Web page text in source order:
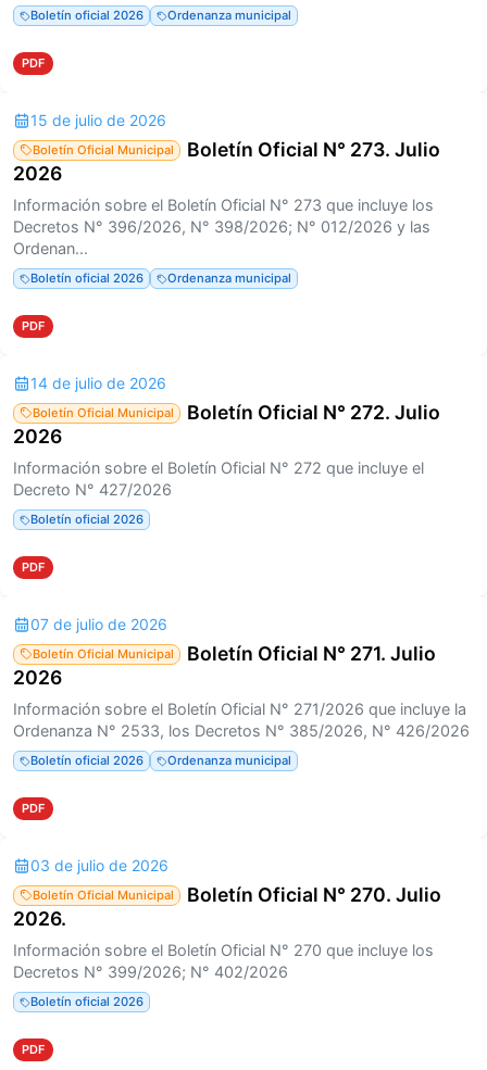
Boletín oficial 2026 Ordenanza municipal
PDF
15 de julio de 2026
Boletín Oficial Municipal
Boletín Oficial N° 273. Julio
2026
Información sobre el Boletín Oficial N° 273 que incluye los
Decretos N° 396/2026, N° 398/2026; N° 012/2026 y las
Ordenan...
Boletín oficial 2026 Ordenanza municipal
PDF
14 de julio de 2026
Boletín Oficial Municipal
Boletín Oficial N° 272. Julio
2026
Información sobre el Boletín Oficial N° 272 que incluye el
Decreto N° 427/2026
Boletín oficial 2026
PDF
07 de julio de 2026
Boletín Oficial Municipal
Boletín Oficial N° 271. Julio
2026
Información sobre el Boletín Oficial N° 271/2026 que incluye la
Ordenanza N° 2533, los Decretos N° 385/2026, N° 426/2026
Boletín oficial 2026 Ordenanza municipal
PDF
03 de julio de 2026
Boletín Oficial Municipal
Boletín Oficial N° 270. Julio
2026.
Información sobre el Boletín Oficial N° 270 que incluye los
Decretos N° 399/2026; N° 402/2026
Boletín oficial 2026
PDF